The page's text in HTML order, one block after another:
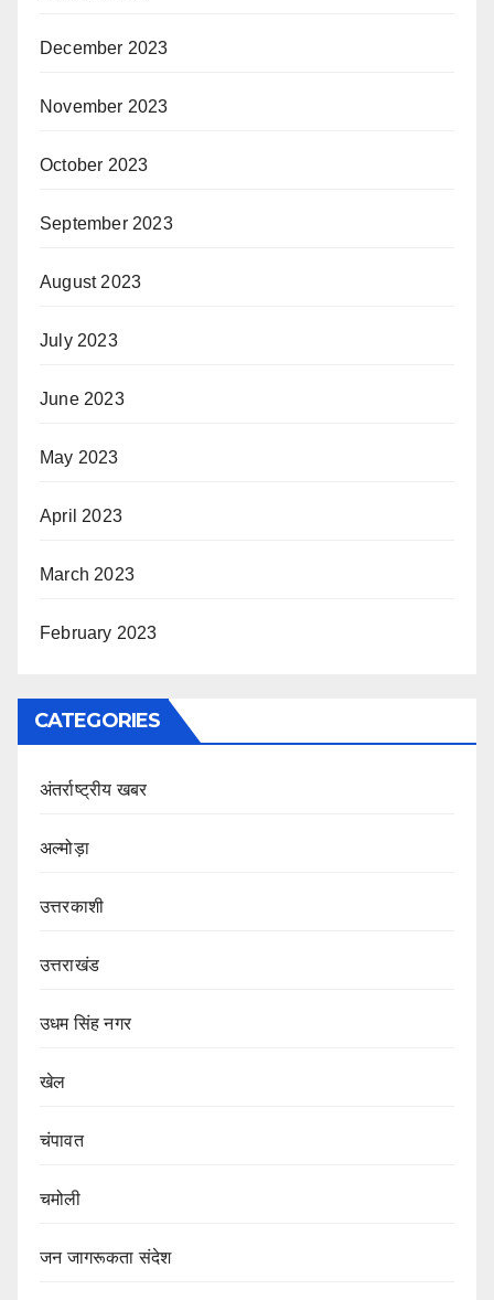
December 2023
November 2023
October 2023
September 2023
August 2023
July 2023
June 2023
May 2023
April 2023
March 2023
February 2023
CATEGORIES
अंतर्राष्ट्रीय खबर
अल्मोड़ा
उत्तरकाशी
उत्तराखंड
उधम सिंह नगर
खेल
चंपावत
चमोली
जन जागरूकता संदेश